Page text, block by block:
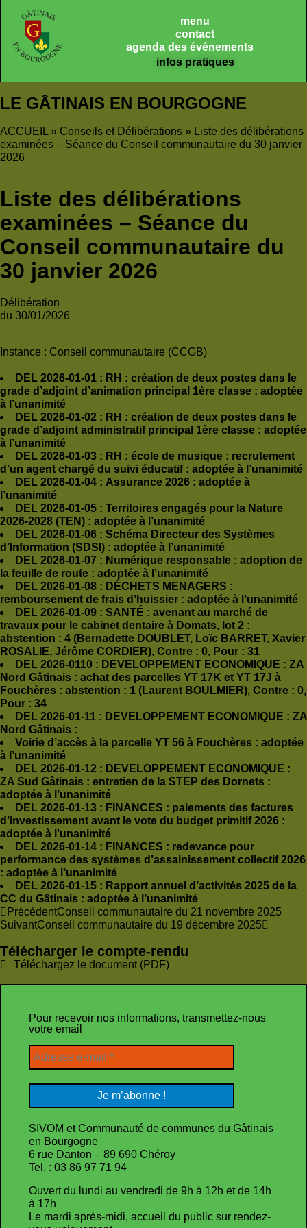
menu
contact
agenda des événements
infos pratiques
LE GÂTINAIS EN BOURGOGNE
ACCUEIL » Conseils et Délibérations » Liste des délibérations
examinées – Séance du Conseil communautaire du 30 janvier
2026
Liste des délibérations
examinées – Séance du
Conseil communautaire du
30 janvier 2026
Délibération
du 30/01/2026
Instance : Conseil communautaire (CCGB)
DEL 2026-01-01 : RH : création de deux postes dans le
grade d’adjoint d’animation principal 1ère classe : adoptée
à l’unanimité
DEL 2026-01-02 : RH : création de deux postes dans le
grade d’adjoint administratif principal 1ère classe : adoptée
à l’unanimité
DEL 2026-01-03 : RH : école de musique : recrutement
d’un agent chargé du suivi éducatif : adoptée à l’unanimité
DEL 2026-01-04 : Assurance 2026 : adoptée à
l’unanimité
DEL 2026-01-05 : Territoires engagés pour la Nature
2026-2028 (TEN) : adoptée à l’unanimité
DEL 2026-01-06 : Schéma Directeur des Systèmes
d’Information (SDSI) : adoptée à l’unanimité
DEL 2026-01-07 : Numérique responsable : adoption de
la feuille de route : adoptée à l’unanimité
DEL 2026-01-08 : DÉCHETS MENAGERS :
remboursement de frais d’huissier : adoptée à l’unanimité
DEL 2026-01-09 : SANTÉ : avenant au marché de
travaux pour le cabinet dentaire à Domats, lot 2 :
abstention : 4 (Bernadette DOUBLET, Loïc BARRET, Xavier
ROSALIE, Jérôme CORDIER), Contre : 0, Pour : 31
DEL 2026-0110 : DEVELOPPEMENT ECONOMIQUE : ZA
Nord Gâtinais : achat des parcelles YT 17K et YT 17J à
Fouchères : abstention : 1 (Laurent BOULMIER), Contre : 0,
Pour : 34
DEL 2026-01-11 : DEVELOPPEMENT ECONOMIQUE : ZA
Nord Gâtinais :
Voirie d’accès à la parcelle YT 56 à Fouchères : adoptée
à l’unanimité
DEL 2026-01-12 : DEVELOPPEMENT ECONOMIQUE :
ZA Sud Gâtinais : entretien de la STEP des Dornets :
adoptée à l’unanimité
DEL 2026-01-13 : FINANCES : paiements des factures
d’investissement avant le vote du budget primitif 2026 :
adoptée à l’unanimité
DEL 2026-01-14 : FINANCES : redevance pour
performance des systèmes d’assainissement collectif 2026
: adoptée à l’unanimité
DEL 2026-01-15 : Rapport annuel d’activités 2025 de la
CC du Gâtinais : adoptée à l’unanimité
PrécédentConseil communautaire du 21 novembre 2025
SuivantConseil communautaire du 19 décembre 2025
Télécharger le compte-rendu
Téléchargez le document (PDF)
Pour recevoir nos informations, transmettez-nous
votre email
SIVOM et Communauté de communes du Gâtinais
en Bourgogne
6 rue Danton – 89 690 Chéroy
Tel. : 03 86 97 71 94
Ouvert du lundi au vendredi de 9h à 12h et de 14h
à 17h
Le mardi après-midi, accueil du public sur rendez-